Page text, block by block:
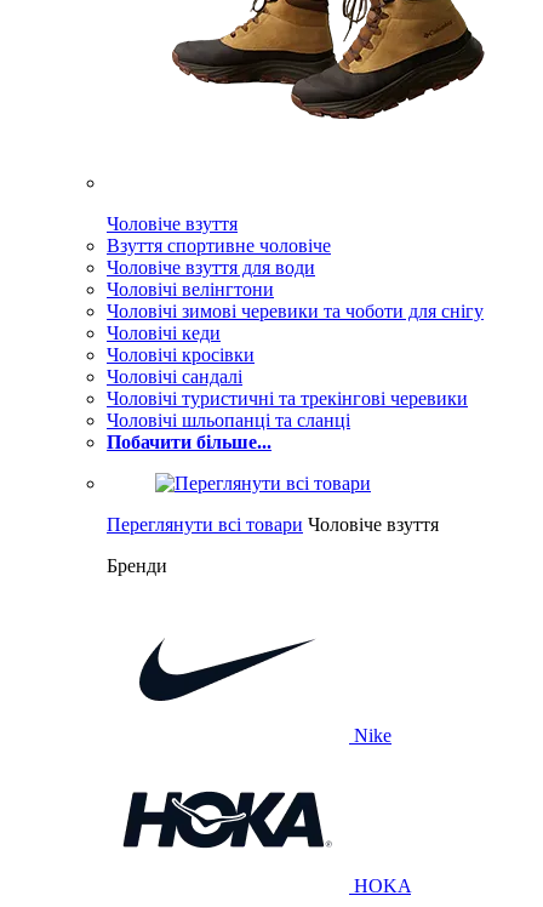
Чоловіче взуття
Взуття спортивне чоловіче
Чоловіче взуття для води
Чоловічі велінгтони
Чоловічі зимові черевики та чоботи для снігу
Чоловічі кеди
Чоловічі кросівки
Чоловічі сандалі
Чоловічі туристичні та трекінгові черевики
Чоловічі шльопанці та сланці
Побачити більше...
Переглянути всі товари Чоловіче взуття
Бренди
Nike
HOKA